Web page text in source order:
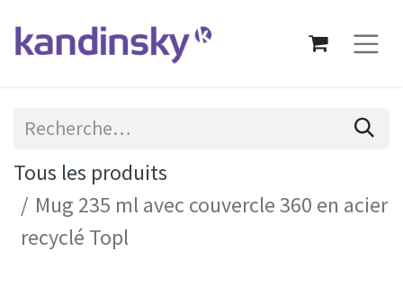
Tous les produits
Mug 235 ml avec couvercle 360 en acier
recyclé Topl